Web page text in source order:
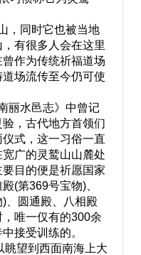
同时它也被当地
有很多人会在这里
作为传统祈福道场
场流传至今仍可使
水邑志》中曾记
，古代地方首领们
式，这一习俗一直
广的灵鹫山山麓处
目的便是祈愿国家
(第369号宝物)、
、圆通殿、八相殿
唯一仅有的300余
接受训练的。
望到西面南海上大